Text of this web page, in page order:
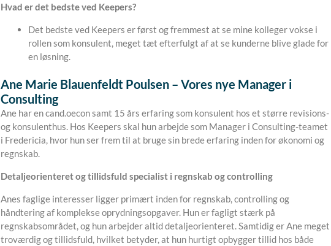
Hvad er det bedste ved Keepers?
Det bedste ved Keepers er først og fremmest at se mine kolleger vokse i
rollen som konsulent, meget tæt efterfulgt af at se kunderne blive glade for
en løsning.
Ane Marie Blauenfeldt Poulsen – Vores nye Manager i
Consulting
Ane har en cand.oecon samt 15 års erfaring som konsulent hos et større revisions-
og konsulenthus. Hos Keepers skal hun arbejde som Manager i Consulting-teamet
i Fredericia, hvor hun ser frem til at bruge sin brede erfaring inden for økonomi og
regnskab.
Detaljeorienteret og tillidsfuld specialist i regnskab og controlling
Anes faglige interesser ligger primært inden for regnskab, controlling og
håndtering af komplekse oprydningsopgaver. Hun er fagligt stærk på
regnskabsområdet, og hun arbejder altid detaljeorienteret. Samtidig er Ane meget
troværdig og tillidsfuld, hvilket betyder, at hun hurtigt opbygger tillid hos både